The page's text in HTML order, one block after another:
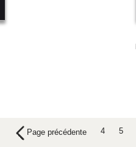
Page précédente 4 5